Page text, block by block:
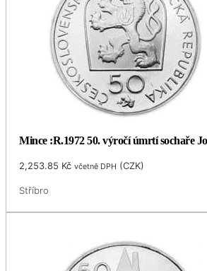
Mince :R.1972 50. výročí úmrtí sochaře
2,253.85 Kč včetně DPH (CZK)
Stříbro